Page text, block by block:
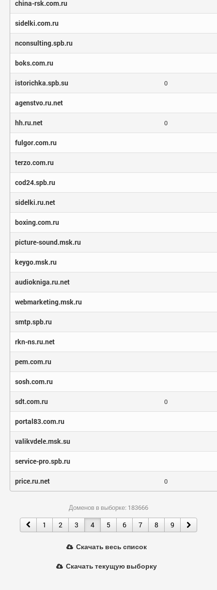
china-rsk.com.ru
sidelki.com.ru
nconsulting.spb.ru
boks.com.ru
istorichka.spb.su 0
agenstvo.ru.net
hh.ru.net 0
fulgor.com.ru
terzo.com.ru
cod24.spb.ru
sidelki.ru.net
boxing.com.ru
picture-sound.msk.ru
keygo.msk.ru
audiokniga.ru.net
webmarketing.msk.ru
smtp.spb.ru
rkn-ns.ru.net
pem.com.ru
sosh.com.ru
sdt.com.ru 0
portal83.com.ru
valikvdele.msk.su
service-pro.spb.ru
price.ru.net 0
Доменов в выборке: 183666
1 2 3 4 5 6 7 8 9
Скачать весь список
Скачать текущую выборку